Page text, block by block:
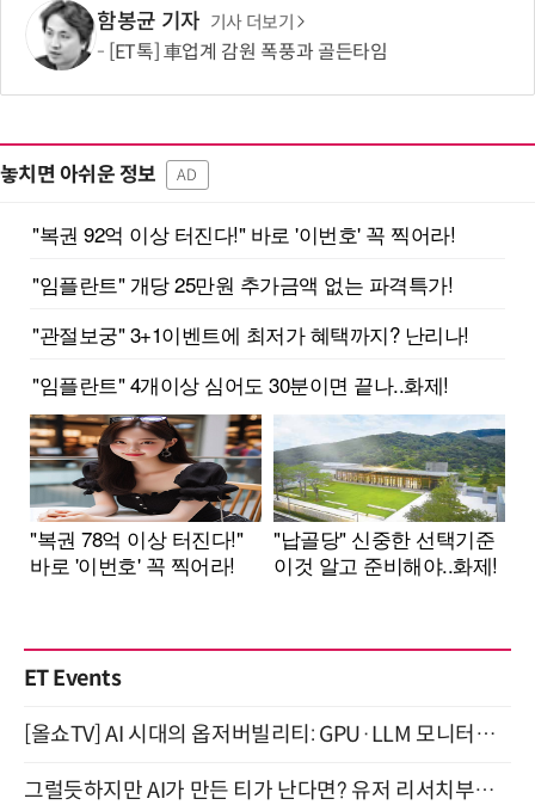
함봉균 기자 기사 더보기
[ET톡] 車업계 감원 폭풍과 골든타임
놓치면 아쉬운 정보 AD
ET Events
[올쇼TV] AI 시대의 옵저버빌리티: GPU·LLM 모니터링부터 AI 기반 장애 대응까지 (8/11 생방송)
그럴듯하지만 AI가 만든 티가 난다면? 유저 리서치부터 배포까지! (9/15)